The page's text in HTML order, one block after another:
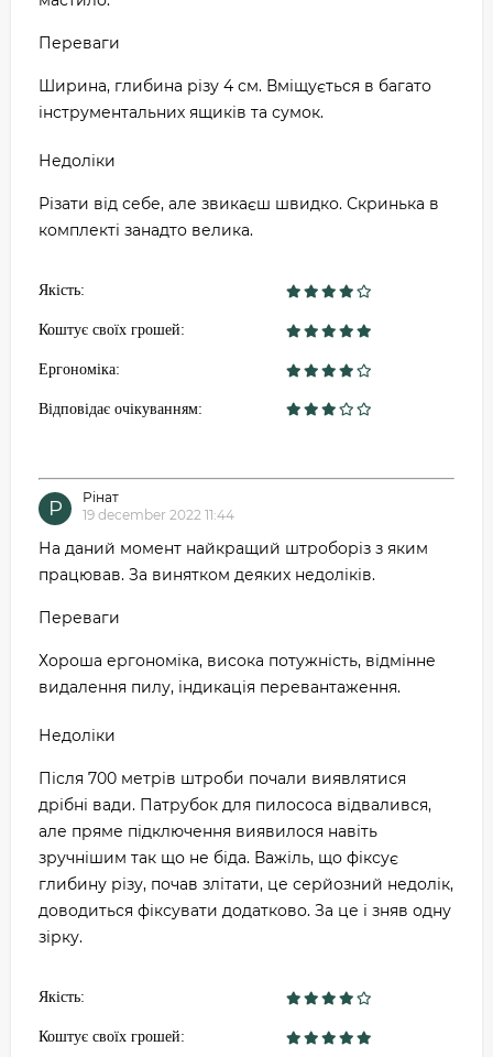
Переваги
Ширина, глибина різу 4 см. Вміщується в багато
інструментальних ящиків та сумок.
Недоліки
Різати від себе, але звикаєш швидко. Скринька в
комплекті занадто велика.
Якість:
Коштує своїх грошей:
Ергономіка:
Відповідає очікуванням:
Р
Рінат
19 december 2022 11:44
На даний момент найкращий штроборіз з яким
працював. За винятком деяких недоліків.
Переваги
Хороша ергономіка, висока потужність, відмінне
видалення пилу, індикація перевантаження.
Недоліки
Після 700 метрів штроби почали виявлятися
дрібні вади. Патрубок для пилососа відвалився,
але пряме підключення виявилося навіть
зручнішим так що не біда. Важіль, що фіксує
глибину різу, почав злітати, це серйозний недолік,
доводиться фіксувати додатково. За це і зняв одну
зірку.
Якість:
Коштує своїх грошей: